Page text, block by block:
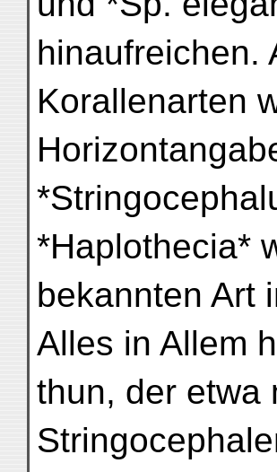
hinaufreichen.
Korallenarten
*Haplothecia*
bekannten Art
Alles in Allem
thun, der etwa